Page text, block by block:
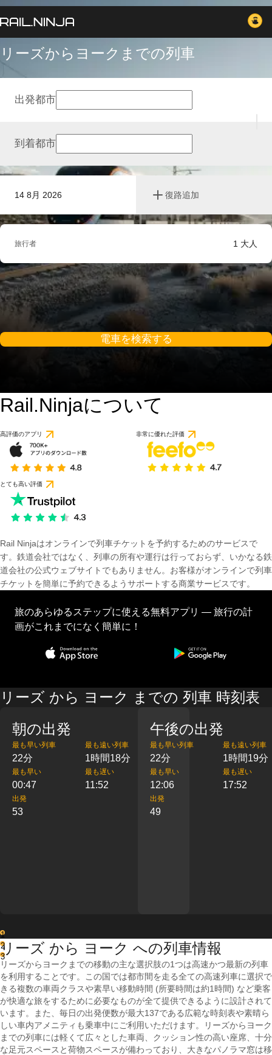
リーズからヨークまでの列車
14 8月 2026 復路追加
出発都市
到着都市
旅行者 1 大人
電車を検索する
Rail.Ninjaについて
高評価のアプリ 非常に優れた評価
とても高い評価
Rail Ninjaはオンラインで列車チケットを予約するためのサービスで
す。鉄道会社ではなく、列車の所有や運行は行っておらず、いかなる鉄
道会社の公式ウェブサイトでもありません。お客様がオンラインで列車
チケットを簡単に予約できるようサポートする商業サービスです。
旅のあらゆるステップに使える無料アプリ — 旅行の計
画がこれまでになく簡単に！
リーズ から ヨーク までの 列車 時刻表
朝の出発
最も早い列車
22分
最も遠い列車
1時間18分
最も早い
00:47
最も遅い
11:52
出発
53
午後の出発
最も早い列車
22分
最も遠い列車
1時間19分
最も早い
12:06
最も遅い
17:52
出発
49
1
2
3
リーズ から ヨーク への列車情報
リーズからヨークまでの移動の主な選択肢の1つは高速かつ最新の列車
を利用することです。この国では都市間を走る全ての高速列車に選択で
きる複数の車両クラスや素早い移動時間 (所要時間は約1時間) など乗客
が快適な旅をするために必要なものが全て提供できるように設計されて
います。また、毎日の出発便数が最大137である広範な時刻表や素晴ら
しい車内アメニティも乗車中にご利用いただけます。リーズからヨーク
までの列車には軽くて広々とした車両、クッション性の高い座席、十分
な足元スペースと荷物スペースが備わっており、大きなパノラマ窓は移